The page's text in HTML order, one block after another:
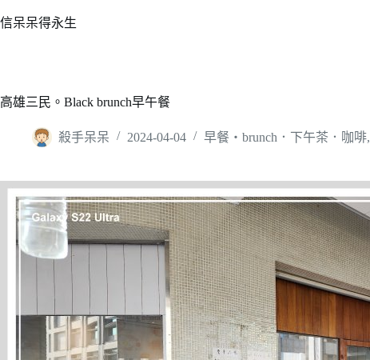
至
容
信呆呆得永生
高雄三民。Black brunch早午餐
殺手呆呆 2024-04-04 早餐‧brunch．下午茶．咖啡,